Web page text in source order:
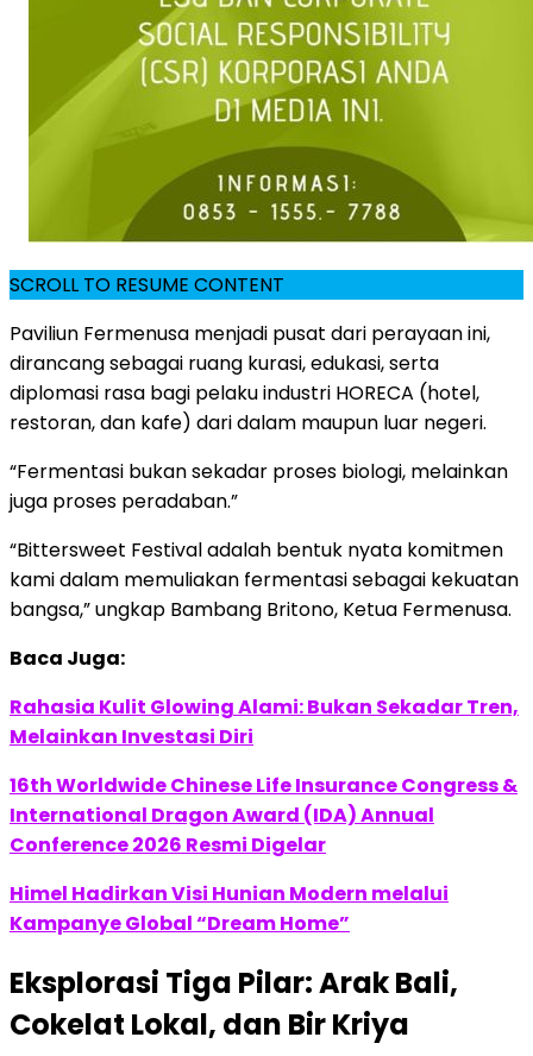
SCROLL TO RESUME CONTENT
Paviliun Fermenusa menjadi pusat dari perayaan ini,
dirancang sebagai ruang kurasi, edukasi, serta
diplomasi rasa bagi pelaku industri HORECA (hotel,
restoran, dan kafe) dari dalam maupun luar negeri.
“Fermentasi bukan sekadar proses biologi, melainkan
juga proses peradaban.”
“Bittersweet Festival adalah bentuk nyata komitmen
kami dalam memuliakan fermentasi sebagai kekuatan
bangsa,” ungkap Bambang Britono, Ketua Fermenusa.
Baca Juga:
Rahasia Kulit Glowing Alami: Bukan Sekadar Tren,
Melainkan Investasi Diri
16th Worldwide Chinese Life Insurance Congress &
International Dragon Award (IDA) Annual
Conference 2026 Resmi Digelar
Himel Hadirkan Visi Hunian Modern melalui
Kampanye Global “Dream Home”
Eksplorasi Tiga Pilar: Arak Bali,
Cokelat Lokal, dan Bir Kriya